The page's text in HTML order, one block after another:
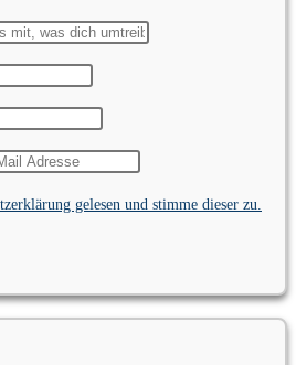
gelesen und stimme dieser zu.